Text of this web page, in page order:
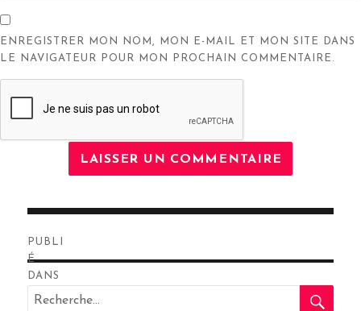
ENREGISTRER MON NOM, MON E-MAIL ET MON SITE DANS
LE NAVIGATEUR POUR MON PROCHAIN COMMENTAIRE.
de
l’article
PUBLI
É
DANS
Sost
Recherche